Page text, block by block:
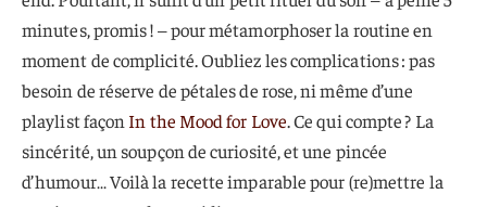
minutes, promis ! – pour métamorphoser la routine en
moment de complicité. Oubliez les complications : pas
besoin de réserve de pétales de rose, ni même d’une
playlist façon In the Mood for Love. Ce qui compte ? La
sincérité, un soupçon de curiosité, et une pincée
d’humour… Voilà la recette imparable pour (re)mettre la